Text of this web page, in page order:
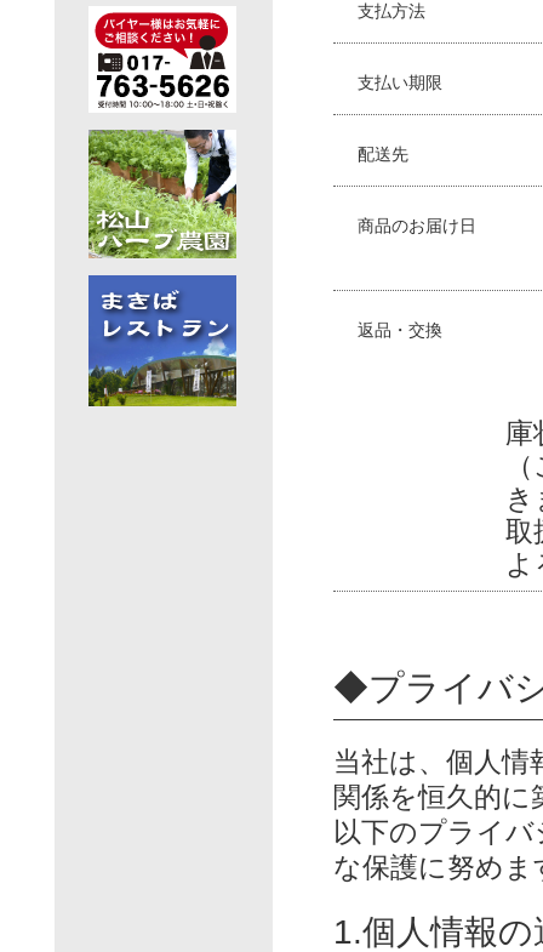
支払方法
支払い期限
配送先
商品のお届け日
返品・交換
庫
き
取
◆プライバ
当社は、個人
関係を恒久的
以下のプライ
な保護に努めま
1.個人情報